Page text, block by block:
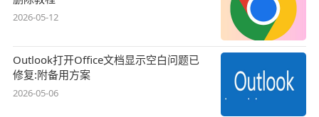
2026-05-12
Outlook打开Office文档显示空白问题已
修复:附备用方案
2026-05-06